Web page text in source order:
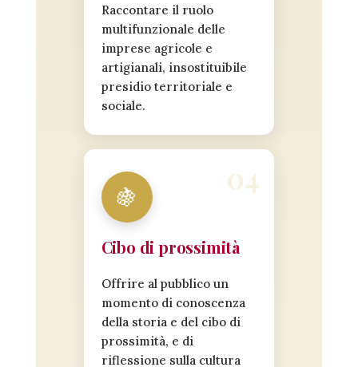
Raccontare il ruolo
multifunzionale delle
imprese agricole e
artigianali, insostituibile
presidio territoriale e
sociale.
🍇
Cibo di prossimità
Offrire al pubblico un
momento di conoscenza
della storia e del cibo di
prossimità, e di
riflessione sulla cultura